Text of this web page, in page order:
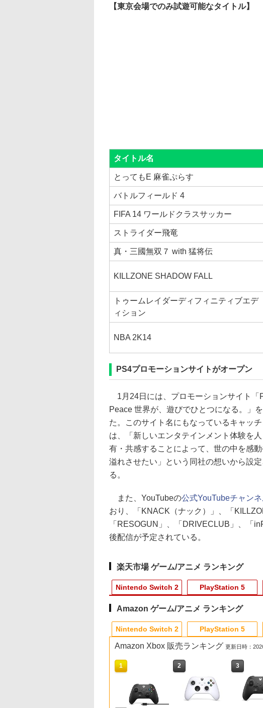
【東京会場でのみ試遊可能なタイトル】
タイトル名
とってもE 麻雀ぷらす
バトルフィールド 4
FIFA 14 ワールドクラスサッカー
ストライダー飛竜
真・三國無双７ with 猛将伝
KILLZONE SHADOW FALL
トゥームレイダーディフィニティブエデ
ィション
NBA 2K14
PS4プロモーションサイトがオープン
1月24日には、プロモーションサイト「
Peace 世界が、遊びでひとつになる。」
た。このサイト名にもなっているキャッ
は、「新しいエンタテインメント体験を
有・共感することによって、世の中を感
溢れさせたい」という同社の想いから設
る。
また、YouTubeの公式YouTubeチャン
おり、「KNACK（ナック）」、「
「RESOGUN」、「DRIVECLUB」、「
後配信が予定されている。
楽天市場 ゲーム/アニメ ランキング
Nintendo Switch 2
1
Switch2 保護フィルム
スイッチ2 保護フィル
2
【特典】
STEINS;GATE
3
任天堂 【
ルダの伝説
PlayStation 5
1
【新品】PS5 Dead by Daylight スペ
シャルエディション 公式日本版
2
【特典】グランド・
(コードインボック
1
【中古】PlayStation
Camera【メーカー生産終
2
【中古】Monochrome (モノ
クローム) 通常版
1
【中古】【Blu−ray】東のエデン 第2
巻 / 神山健治【監督】
2
【楽天ブックス限定
天ブックス限定グッ
Amazon ゲーム/アニメ ランキング
Nintendo Switch 2
1 2 3
PlayStation 5
1 2 3
Amazon Xbox 販売ランキング 更新日時：
1 2 3